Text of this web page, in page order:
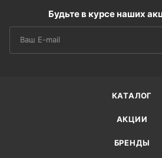
Будьте в курсе наших
КАТАЛОГ
АКЦИИ
БРЕНДЫ